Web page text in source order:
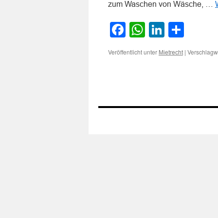
zum Waschen von Wäsche, …
Facebook
WhatsApp
LinkedIn
Veröffentlicht unter Mietrecht |